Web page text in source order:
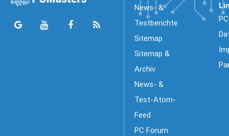
News- &
Testberichte
Sitemap
Sitemap &
Archiv
News- &
Test-Atom-
Feed
PC Forum